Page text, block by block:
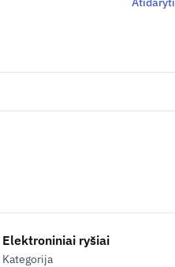
Elektroniniai ryšiai
Kategorija